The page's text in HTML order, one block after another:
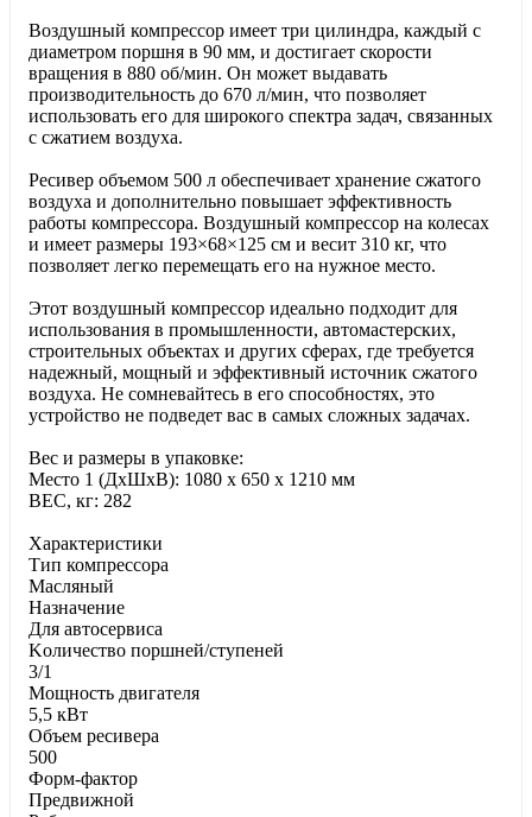
Воздушный компрессор имеет три цилиндра, каждый с
диаметром поршня в 90 мм, и достигает скорости
вращения в 880 об/мин. Он может выдавать
производительность до 670 л/мин, что позволяет
использовать его для широкого спектра задач, связанных
с сжатием воздуха.
Ресивер объемом 500 л обеспечивает хранение сжатого
воздуха и дополнительно повышает эффективность
работы компрессора. Воздушный компрессор на колесах
и имеет размеры 193×68×125 см и весит 310 кг, что
позволяет легко перемещать его на нужное место.
Этот воздушный компрессор идеально подходит для
использования в промышленности, автомастерских,
строительных объектах и других сферах, где требуется
надежный, мощный и эффективный источник сжатого
воздуха. Не сомневайтесь в его способностях, это
устройство не подведет вас в самых сложных задачах.
Вес и размеры в упаковке:
Место 1 (ДхШхВ): 1080 x 650 x 1210 мм
ВЕС, кг: 282
Характеристики
Тип компрессора
Масляный
Haзнaчeниe
Для aвтocepвиca
Koличecтвo пopшнeй/cтупeнeй
3/1
Moщнocть двигaтeля
5,5 кВт
Oбъeм pecивepa
500
Фopм-фaктop
Предвижной